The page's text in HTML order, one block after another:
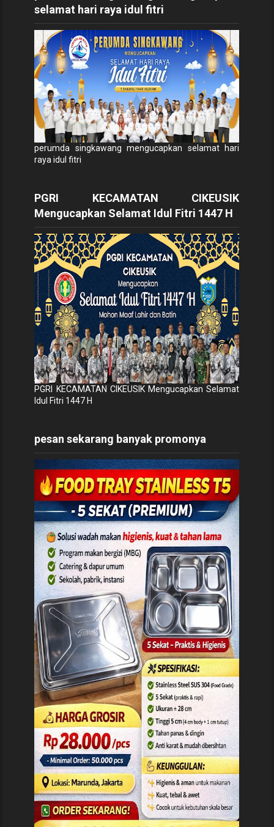
selamat hari raya idul fitri
perumda singkawang mengucapkan selamat hari
raya idul fitri
PGRI KECAMATAN CIKEUSIK
Mengucapkan Selamat Idul Fitri 1447 H
PGRI KECAMATAN CIKEUSIK Mengucapkan Selamat
Idul Fitri 1447 H
pesan sekarang banyak promonya